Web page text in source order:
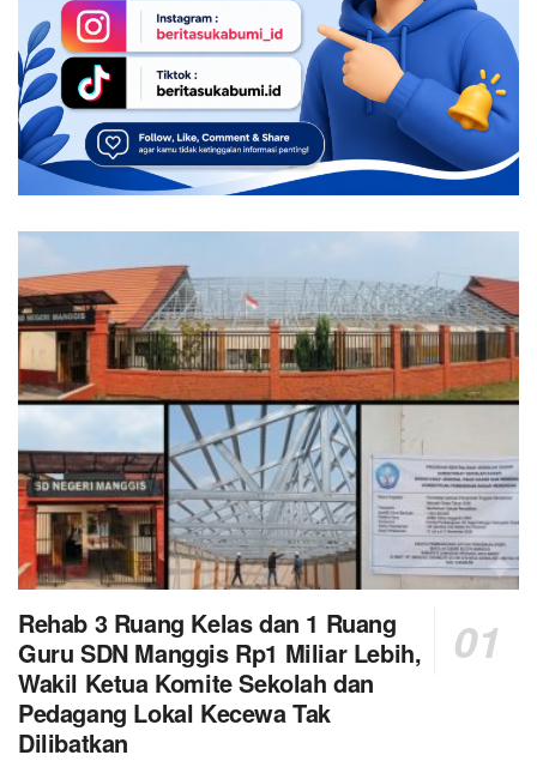
Rehab 3 Ruang Kelas dan 1 Ruang
Guru SDN Manggis Rp1 Miliar Lebih,
Wakil Ketua Komite Sekolah dan
Pedagang Lokal Kecewa Tak
Dilibatkan